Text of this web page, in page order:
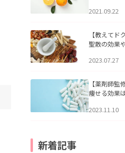
2021.09.22
【教えてド
聖散の効果
2023.07.27
【薬剤師監
痩せる効果
2023.11.10
新着記事